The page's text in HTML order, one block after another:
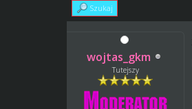
Szukaj
wojtas_gkm
Tutejszy